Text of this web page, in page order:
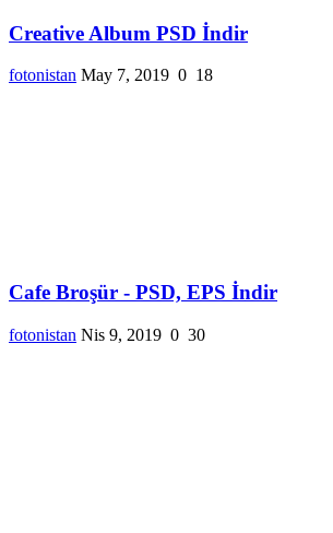
Creative Album PSD İndir
fotonistan May 7, 2019 0 18
Cafe Broşür - PSD, EPS İndir
fotonistan Nis 9, 2019 0 30